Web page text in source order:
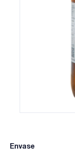
Envase